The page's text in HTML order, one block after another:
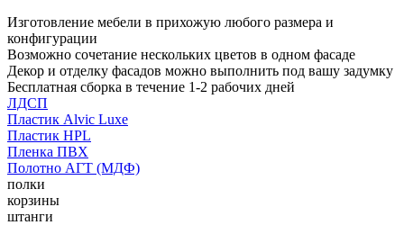
Изготовление мебели в прихожую любого размера и
конфигурации
Возможно сочетание нескольких цветов в одном фасаде
Декор и отделку фасадов можно выполнить под вашу задумку
Бесплатная сборка в течение 1-2 рабочих дней
ЛДСП
Пластик Alvic Luxe
Пластик HPL
Пленка ПВХ
Полотно АГТ (МДФ)
полки
корзины
штанги